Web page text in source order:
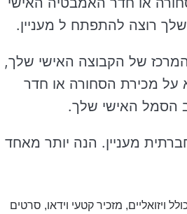
רוצה להתפתח ל מעניין.
של הקבוצה האישי שלך,
על מכירת הסחורה או חדר
הסמל האישי שלך.
מעניין. הנה יותר מאחד
ויזואליים, מזכיר קטעי וידאו, סרטים